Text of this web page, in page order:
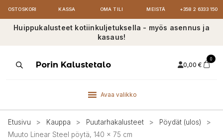
OSTOSKORI KASSA OMA TILI MEISTÄ +358 2 6333 150
Huippukalusteet kotiinkuljetuksella - myös asennus ja
kasaus!
ProductsPorin Kalustetalo 0,00 €
0
Avaa valikko
Etusivu > Kauppa > Puutarhakalusteet > Pöydät (ulos)
>
Muuto Linear Steel pöytä, 140 x 75 cm